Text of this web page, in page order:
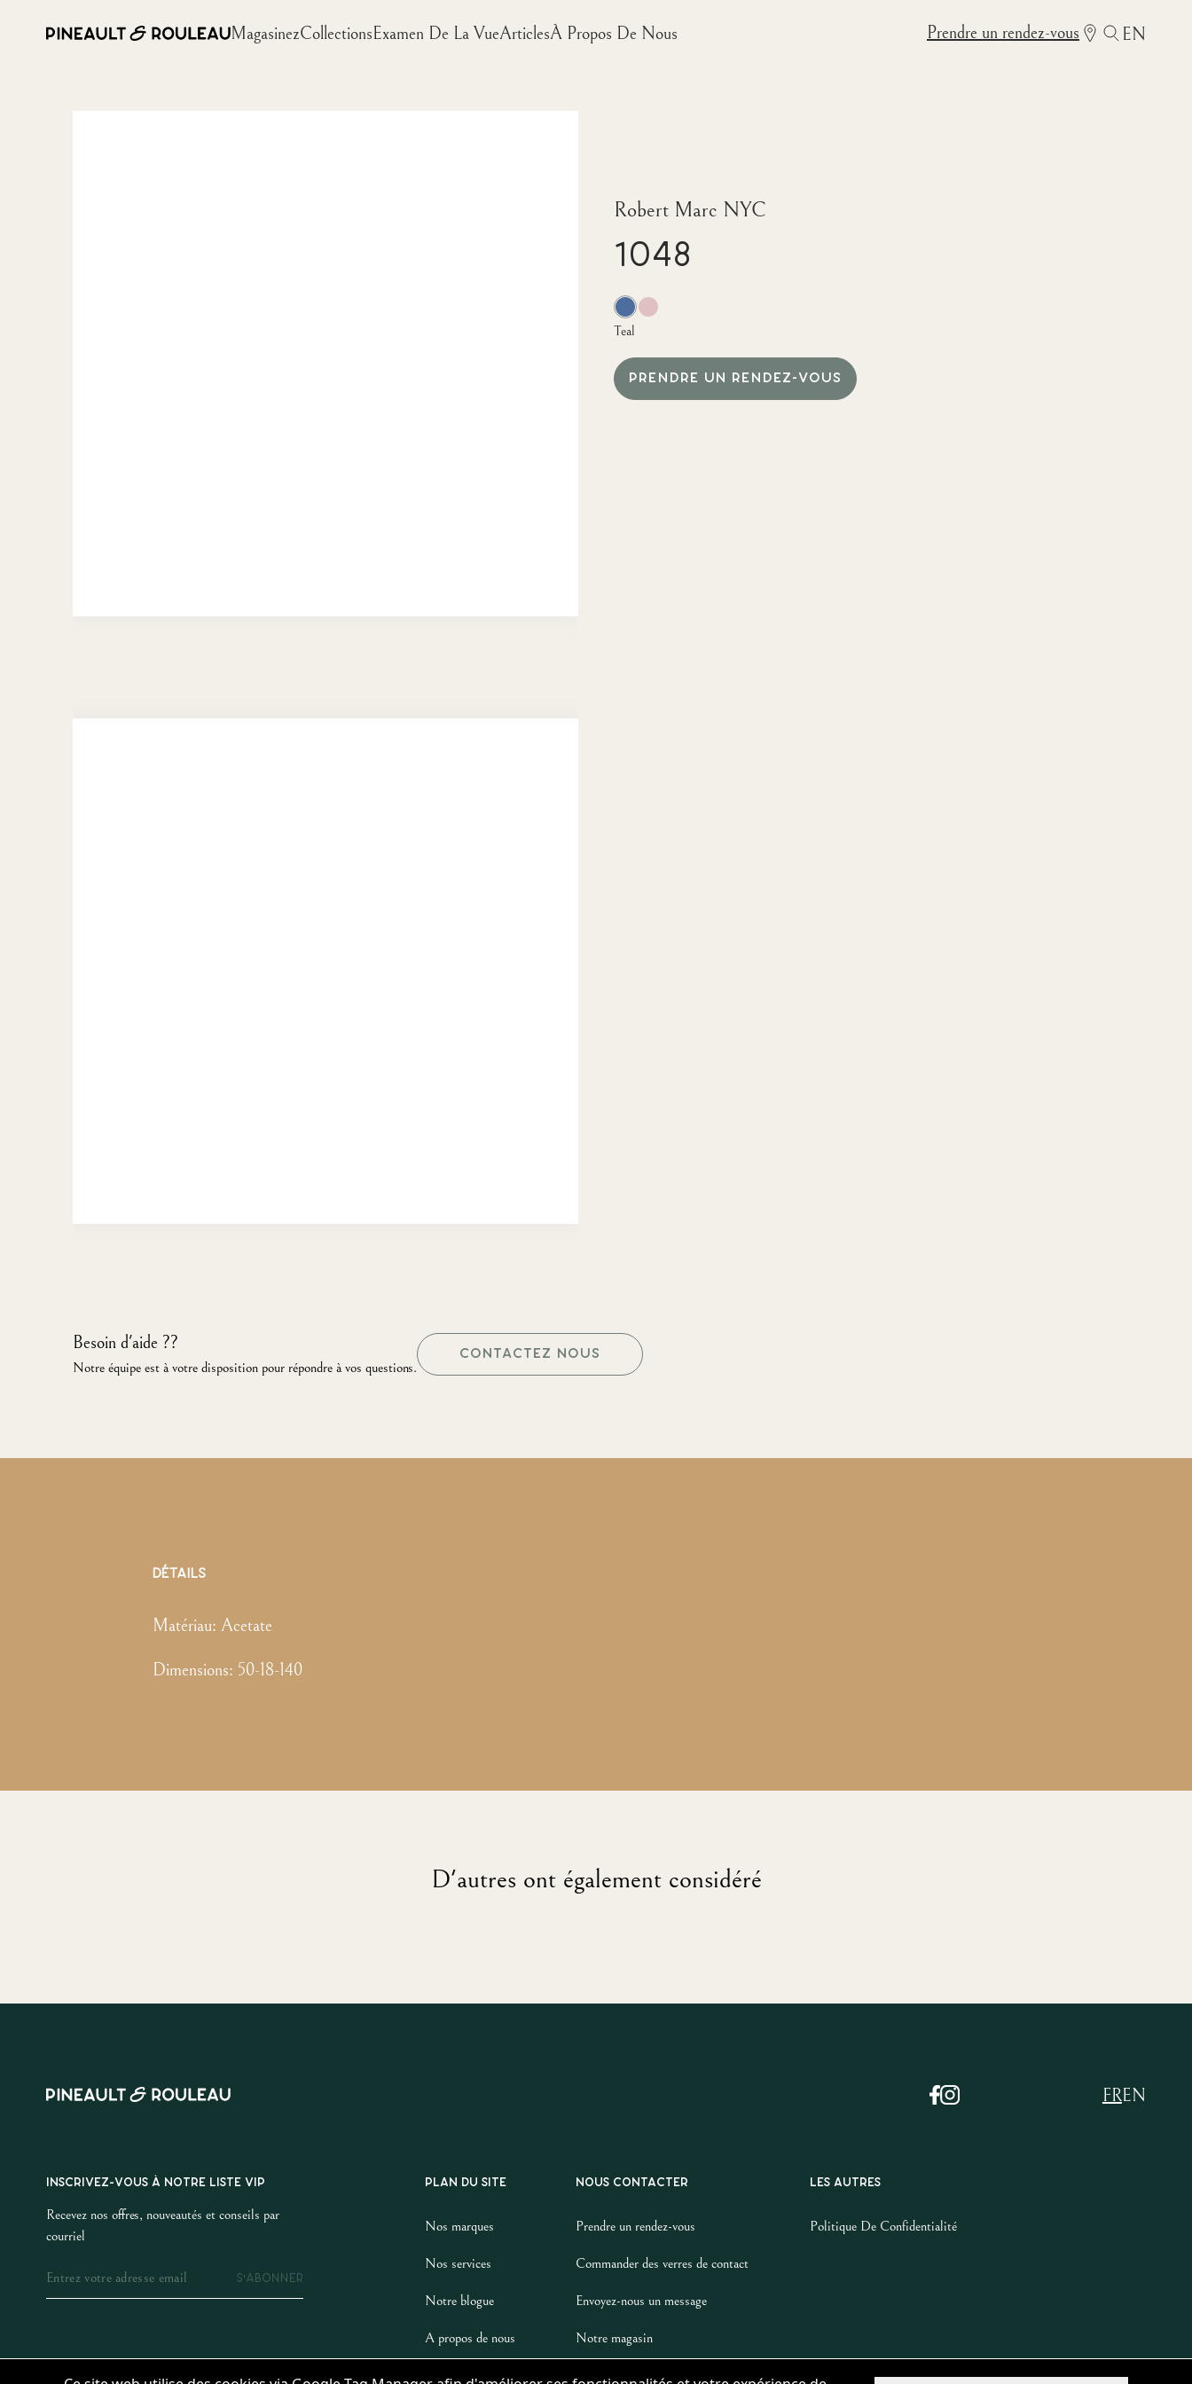
MagasinezCollectionsExamen De La VueArticlesÀ Propos De Nous Prendre un rendez-vous EN
Robert Marc NYC
1048
Teal
PRENDRE UN RENDEZ-VOUS
Besoin d'aide ??
Notre équipe est à votre disposition pour répondre à vos questions.
CONTACTEZ NOUS
DÉTAILS
Matériau: Acetate
Dimensions: 50-18-140
D'autres ont également considéré
EN
FR
INSCRIVEZ-VOUS À NOTRE LISTE VIP
Recevez nos offres, nouveautés et conseils par
courriel
S'ABONNER
PLAN DU SITE
Nos marques
Nos services
Notre blogue
A propos de nous
NOUS CONTACTER
Prendre un rendez-vous
Commander des verres de contact
Envoyez-nous un message
Notre magasin
LES AUTRES
Politique De Confidentialité